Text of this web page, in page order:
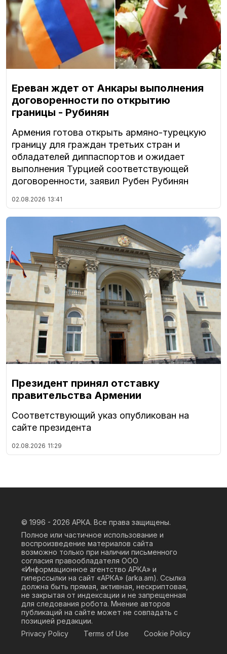
Ереван ждет от Анкары выполнения
договоренности по открытию
границы - Рубинян
Армения готова открыть армяно-турецкую
границу для граждан третьих стран и
обладателей диппаспортов и ожидает
выполнения Турцией соответствующей
договоренности, заявил Рубен Рубинян
02.08.2026 13:41
Президент принял отставку
правительства Армении
Соответствующий указ опубликован на
сайте президента
02.08.2026 11:29
© 1996 - 2026 АРКА. Все права защищены.
Полное или частичное использование и
воспроизведение материалов сайта
возможно только при наличии письменного
согласия правообладателя ООО
«Информационное агентство АРКА» и
гиперссылки на сайт «АРКА» (arka.am). Ссылка
должна быть прямая, активная, нескриптовая,
не закрытая от индексации и не запрещенная
для следования робота. Мнение авторов
публикаций на сайте может не совпадать с
позицией редакции.
Privacy Policy
Terms of Use Cookie Policy